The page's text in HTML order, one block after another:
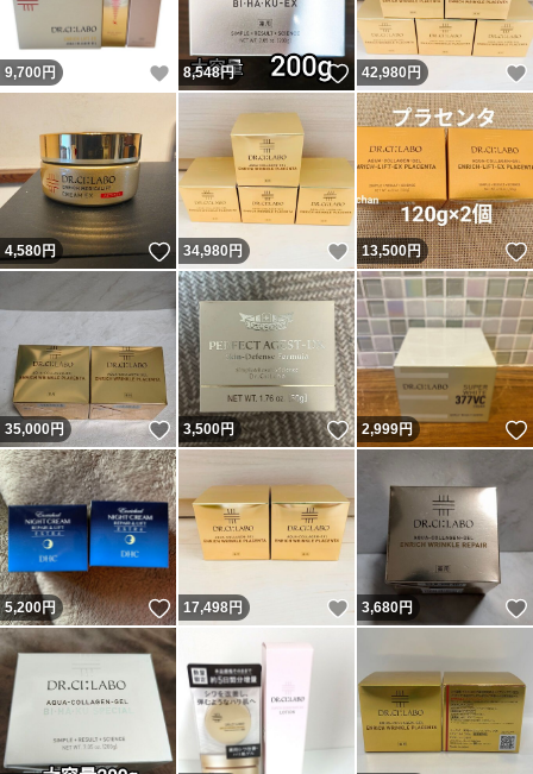
9,700 円 いいね！
8,548円 いいね！
42,980 円
4,580円 いいね！
34,980 円 いいね！
13,500円
35,000円 いいね！
3,500円 いいね！
2,999円
5,200円 いいね！
17,498円 いいね！
3,680円